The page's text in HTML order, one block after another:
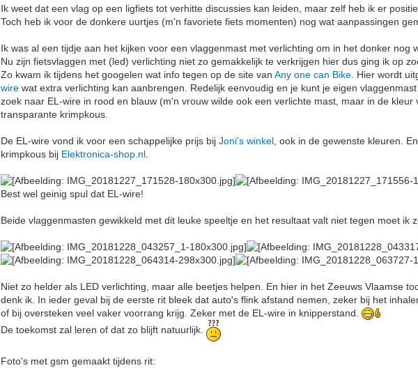
Ik weet dat een vlag op een ligfiets tot verhitte discussies kan leiden, maar zelf heb ik er
Toch heb ik voor de donkere uurtjes (m'n favoriete fiets momenten) nog wat aanpassingen
Ik was al een tijdje aan het kijken voor een vlaggenmast met verlichting om in het donker nog
Nu zijn fietsvlaggen met (led) verlichting niet zo gemakkelijk te verkrijgen hier dus ging ik op
Zo kwam ik tijdens het googelen wat info tegen op de site vanAny one can Bike . Hier wordt
wire wat extra verlichting kan aanbrengen. Redelijk eenvoudig en je kunt je eigen
zoek naar EL-wire in rood en blauw (m'n vrouw wilde ook een verlichte mast, maar in de kleur
transparante krimpkous.
De EL-wire vond ik voor een schappelijke prijs bijJoni's winkel , ook in de gewenste kleuren.
krimpkous bij Elektronica-shop.nl
Best wel geinig spul dat EL-wire!
Beide vlaggenmasten gewikkeld met dit leuke speeltje en het resultaat valt niet tegen moet ik
Niet zo helder als LED verlichting, maar alle beetjes helpen. En hier in het Zeeuws Vlaamse
denk ik. In ieder geval bij de eerste rit bleek dat auto's flink afstand nemen, zeker bij het
of bij oversteken veel vaker voorrang krijg. Zeker met de EL-wire in knipperstand.
De toekomst zal leren of dat zo blijft natuurlijk.
Foto's met gsm gemaakt tijdens rit: